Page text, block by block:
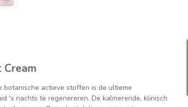
botanische actieve stoffen is de ultieme
's nachts te regenereren. De kalmerende, klinisch